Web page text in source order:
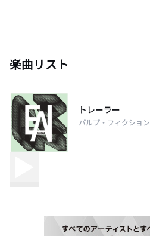
楽曲リスト
トレーラー
パルプ・フィクション